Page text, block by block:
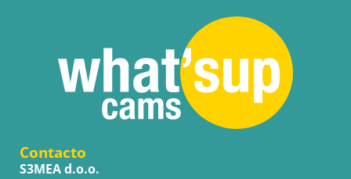
Contacto
S3MEA d.o.o.